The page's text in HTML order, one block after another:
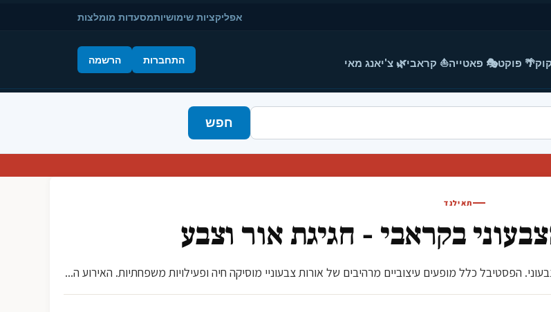
אפליקציות שימושיותמסעדות מומלצות
🌴 פוקט🎭 פאטייה⛵ קראבי🌿 צ'יאנג מאי התחברות הרשמה
חפש
תאילנד
בקראבי - חגיגת אור וצבע